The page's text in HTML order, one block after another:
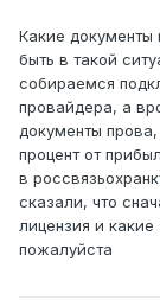
Какие документы
быть в такой
собираемся
провайдера, а
документы
процент от
в
сказали, что
лицензия и
пожалуйста